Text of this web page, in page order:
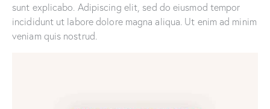
sunt explicabo. Adipiscing elit, sed do eiusmod tempor
incididunt ut labore dolore magna aliqua. Ut enim ad minim
veniam quis nostrud.